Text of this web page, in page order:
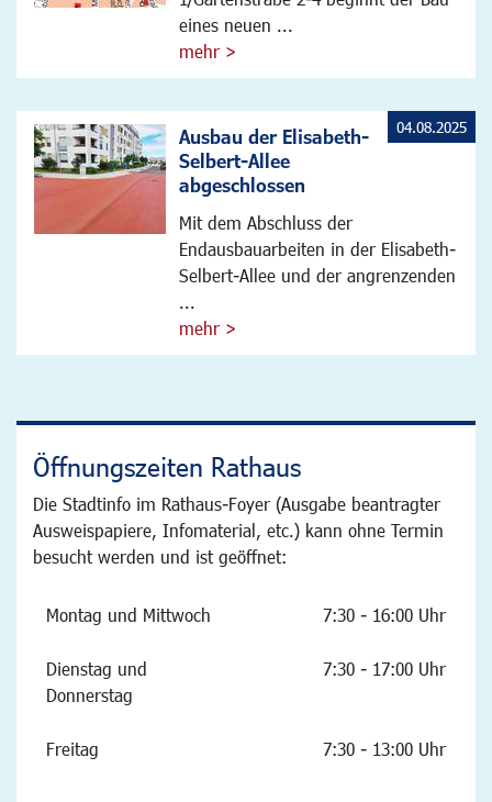
eines neuen ...
mehr >
Ausbau der Elisabeth-
Selbert-Allee
abgeschlossen
Mit dem Abschluss der
Endausbauarbeiten in der Elisabeth-
Selbert-Allee und der angrenzenden
...
mehr >
04.08.2025
Öffnungszeiten Rathaus
Die Stadtinfo im Rathaus-Foyer (Ausgabe beantragter
Ausweispapiere, Infomaterial, etc.) kann ohne Termin
besucht werden und ist geöffnet:
Montag und Mittwoch 7:30 - 16:00 Uhr
Dienstag und
Donnerstag
7:30 - 17:00 Uhr
Freitag 7:30 - 13:00 Uhr